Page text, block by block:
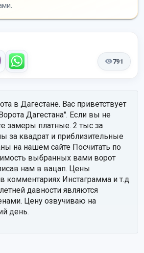
791
в Дагестане. Вас приветствует
Дагестана". Если вы не
замеры платные. 2 тыс за
за квадрат и приблизительные
на нашем сайте Посчитать по
выбранных вами ворот
нам в вацап. Цены
комментариях Инстаграмма и т.д
давности являются
Цену озвучиваю на
день.